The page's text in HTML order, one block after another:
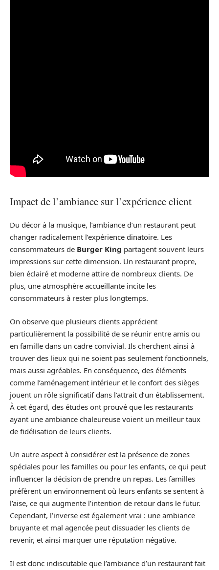
Impact de l’ambiance sur l’expérience client
Du décor à la musique, l’ambiance d’un restaurant peut
changer radicalement l’expérience dinatoire. Les
consommateurs de Burger King partagent souvent leurs
impressions sur cette dimension. Un restaurant propre,
bien éclairé et moderne attire de nombreux clients. De
plus, une atmosphère accueillante incite les
consommateurs à rester plus longtemps.
On observe que plusieurs clients apprécient
particulièrement la possibilité de se réunir entre amis ou
en famille dans un cadre convivial. Ils cherchent ainsi à
trouver des lieux qui ne soient pas seulement fonctionnels,
mais aussi agréables. En conséquence, des éléments
comme l’aménagement intérieur et le confort des sièges
jouent un rôle significatif dans l’attrait d’un établissement.
À cet égard, des études ont prouvé que les restaurants
ayant une ambiance chaleureuse voient un meilleur taux
de fidélisation de leurs clients.
Un autre aspect à considérer est la présence de zones
spéciales pour les familles ou pour les enfants, ce qui peut
influencer la décision de prendre un repas. Les familles
préfèrent un environnement où leurs enfants se sentent à
l’aise, ce qui augmente l’intention de retour dans le futur.
Cependant, l’inverse est également vrai : une ambiance
bruyante et mal agencée peut dissuader les clients de
revenir, et ainsi marquer une réputation négative.
Il est donc indiscutable que l’ambiance d’un restaurant fait